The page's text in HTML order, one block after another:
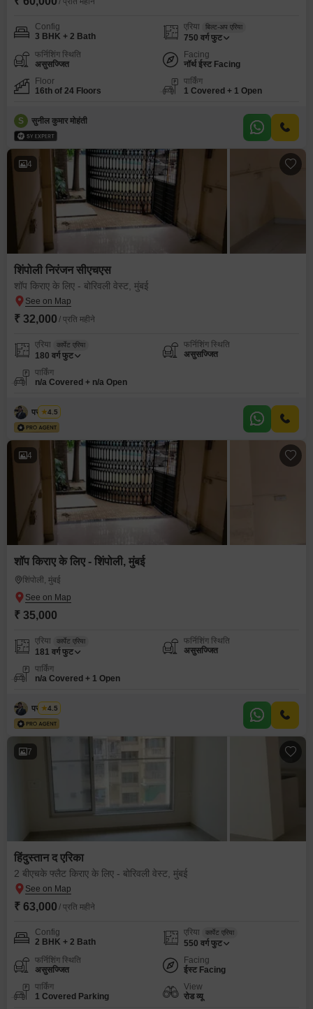
Config
3 BHK + 2 Bath
एरिया बिल्ट-अप एरिया
750 वर्ग फुट
फर्निशिंग स्थिति
असुसज्जित
Facing
नॉर्थ ईस्ट Facing
Floor
16th of 24 Floors
पार्किंग
1 Covered + 1 Open
S सुनील कुमार मोहंती
4
शिंपोली निरंजन सीएचएस
शॉप किराए के लिए - बोरिवली वेस्ट, मुंबई
₹ 32,000 / प्रति महीने
एरिया कार्पेट एरिया
180 वर्ग फुट
फर्निशिंग स्थिति
असुसज्जित
पार्किंग
n/a Covered + n/a Open
पराग गुप्ता
4.5
4
शॉप किराए के लिए - शिंपोली, मुंबई
शिंपोली, मुंबई
₹ 35,000
एरिया कार्पेट एरिया
181 वर्ग फुट
फर्निशिंग स्थिति
असुसज्जित
पार्किंग
n/a Covered + 1 Open
पराग गुप्ता
4.5
7
हिंदुस्तान द एरिका
2 बीएचके फ्लैट किराए के लिए - बोरिवली वेस्ट, मुंबई
₹ 63,000 / प्रति महीने
Config
2 BHK + 2 Bath
एरिया कार्पेट एरिया
550 वर्ग फुट
फर्निशिंग स्थिति
असुसज्जित
Facing
ईस्ट Facing
पार्किंग
1 Covered Parking
View
रोड व्यू